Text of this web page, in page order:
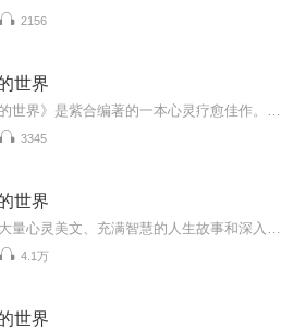
2156
世界
3345
世界
4.1万
世界